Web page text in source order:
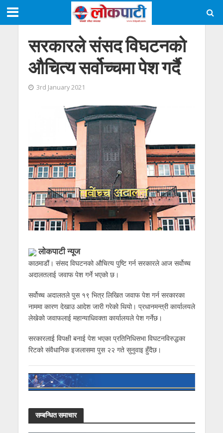
सरकारले संसद विघटनको
औचित्य सर्वोच्चमा पेश गर्दै
3rd January 2021
लोकपाटी न्यूज
काठमाडौं। संसद विघटनको औचित्य पुष्टि गर्न सरकारले आज सर्वोच्च
अदालतलाई जवाफ पेश गर्ने भएको छ।
सर्वोच्च अदालतले पुस १९ भित्र लिखित जवाफ पेश गर्न सरकारका
नाममा कारण देखाउ आदेश जारी गरेको थियो। प्रधानमन्त्री कार्यालयले
लेखेको जवाफलाई महान्याधिवक्ता कार्यालयले पेश गर्नेछ।
सरकारलाई विपक्षी बनाई पेश भएका प्रतिनिधिसभा विघटनविरुद्धका
रिटको संवैधानिक इजलासमा पुस २२ गते सुनुवाइ हुँदैछ।
सम्बन्धित समाचार